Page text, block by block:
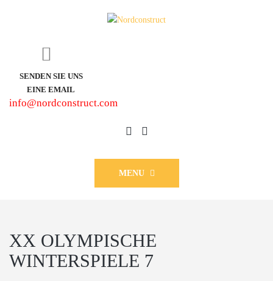
SENDEN SIE UNS
EINE EMAIL
info@nordconstruct.com
MENU
XX OLYMPISCHE
WINTERSPIELE 7